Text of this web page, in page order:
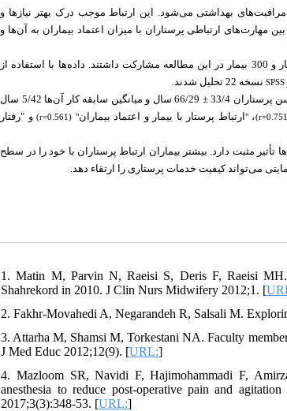
بهداشتی می‌شود. این ارتباط موجب درک بهتر نیازها و
مهارت‌های ارتباطی پرستاران با میزان اعتماد بیماران به آن‌ها و
مواد و روش‌ها: این پژوهش توصیفی-همبستگی در سال 1402 در بیمارستان‌های ارومیه انجام شد. 100 پرستار و 300 بیمار در این مطالعه مشارکت داشتند. داده‌ها با استفاده از
نسخه 22 تحلیل شدند
یافته‌ها: میانگین سن بیماران 23/18 ± 57/49 سال بود. 138 نفر از بیماران مرد و 159 نفر زن بودند. میانگین سن پرستاران 33/4 ± 66/29 سال و میانگین سابقه کار آن‌ها 5/42 سال
،"ارتباط پرستار با بیمار و اعتماد بیماران" (r=0.561)
و "رفتار
تأثیر مثبت دارد. بیشتر بیماران ارتباط پرستاران با خود را در سطح
می‌تواند کیفیت خدمات پرستاری را ارتقاء دهد
1. Matin M, Parvin N, Raeisi S, Deris F, Raeisi
Shahrekord in 2010. J Clin Nurs Midwifery 2012;1. [
2. Fakhr-Movahedi A, Negarandeh R, Salsali M.
3. Attarha M, Shamsi M, Torkestani NA. Faculty
J Med Educ 2012;12(9). [URL:]
4. Mazloom SR, Navidi F, Hajimohammadi F,
anesthesia to reduce post-operative pain and
2017;3(3):348-53. [URL:]